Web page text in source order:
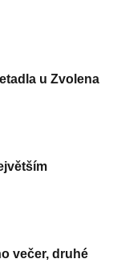
u Zvolena
večer, druhé